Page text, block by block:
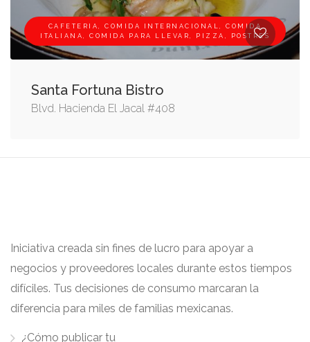
CAFETERIA, COMIDA INTERNACIONAL, COMIDA
ITALIANA, COMIDA PARA LLEVAR, PIZZA, POSTRES
Santa Fortuna Bistro
Blvd. Hacienda El Jacal #408
Iniciativa creada sin fines de lucro para apoyar a
negocios y proveedores locales durante estos tiempos
difíciles. Tus decisiones de consumo marcaran la
diferencia para miles de familias mexicanas.
¿Cómo publicar tu